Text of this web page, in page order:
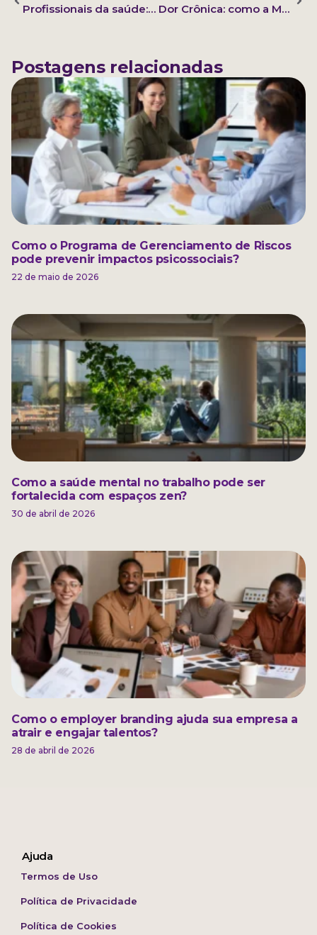
Profissionais da saúde: atendimentos virtuais como estratégia de carreira Dor Crônica: como a MTC ajuda a aliviar a dor de forma natural
Postagens relacionadas
Como o Programa de Gerenciamento de Riscos
pode prevenir impactos psicossociais?
22 de maio de 2026
Como a saúde mental no trabalho pode ser
fortalecida com espaços zen?
30 de abril de 2026
Como o employer branding ajuda sua empresa a
atrair e engajar talentos?
28 de abril de 2026
Ajuda
Termos de Uso
Política de Privacidade
Política de Cookies